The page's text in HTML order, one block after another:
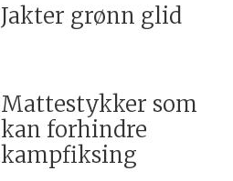
Jakter grønn glid
Mattestykker som
kan forhindre
kampfiksing